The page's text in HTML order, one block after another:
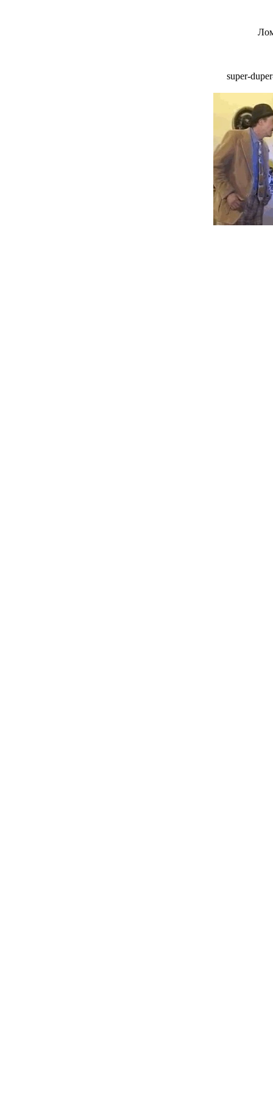
super-